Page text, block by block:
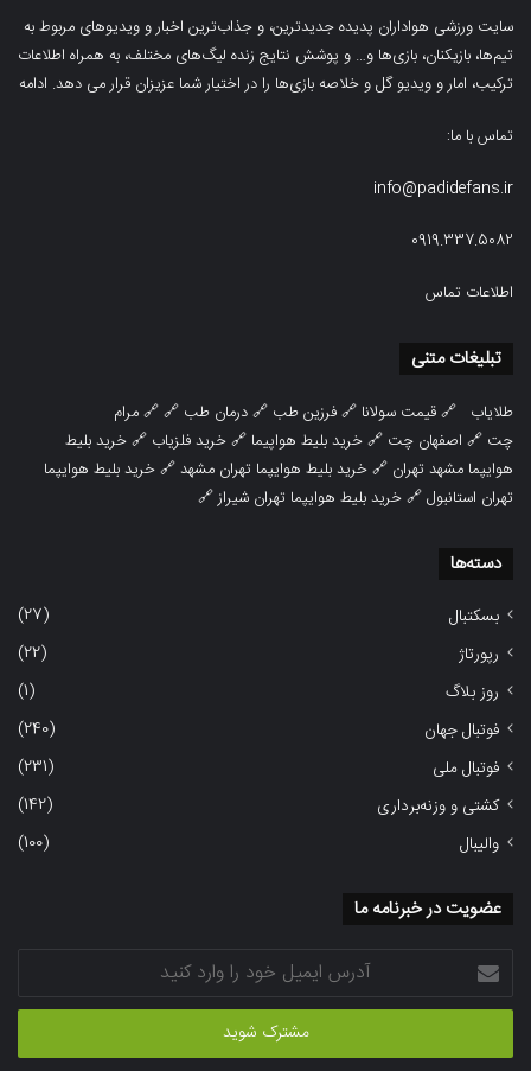
سایت ورزشی هواداران پدیده جدیدترین، و جذاب‌ترین اخبار و ویدیوهای مربوط به
تیم‌ها، بازیکنان، بازی‌ها و… و پوشش نتایج زنده لیگ‌های مختلف، به همراه اطلاعات
ترکیب، امار و ویدیو‌‌ گل‌ و خلاصه بازی‌ها را در اختیار شما عزیزان قرار می دهد. ادامه
تماس با ما:
info@padidefans.ir
0919.337.5082
اطلاعات تماس
تبلیغات متنی
طلایاب 🔗قیمت سولانا 🔗فرزین طب 🔗درمان طب 🔗 🔗مرام
چت 🔗 اصفهان چت 🔗خرید بلیط هواپیما 🔗خرید فلزیاب 🔗خرید بلیط
هوایپما مشهد تهران 🔗خرید بلیط هوایپما تهران مشهد🔗خرید بلیط هوایپما
تهران استانبول🔗خرید بلیط هوایپما تهران شیراز🔗
دسته‌ها
بسکتبال
(27)
رپورتاژ
(22)
روز بلاگ
(1)
فوتبال جهان
(240)
فوتبال ملی
(231)
کشتی و وزنه‌برداری
(142)
والیبال
(100)
عضویت در خبرنامه ما
آدرس
ایمیل
خود
وارد